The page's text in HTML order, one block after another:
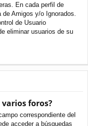
En cada perfil de
Amigos y/o Ignorados.
de Usuario
eliminar usuarios de su
varios foros?
correspondiente del
acceder a búsquedas